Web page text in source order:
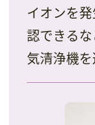
イオンを
認できる
気清浄機を